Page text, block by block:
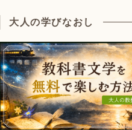
大人の学びなおし